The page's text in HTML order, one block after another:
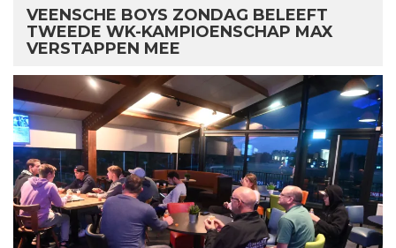
VEENSCHE BOYS ZONDAG BELEEFT
TWEEDE WK-KAMPIOENSCHAP MAX
VERSTAPPEN MEE